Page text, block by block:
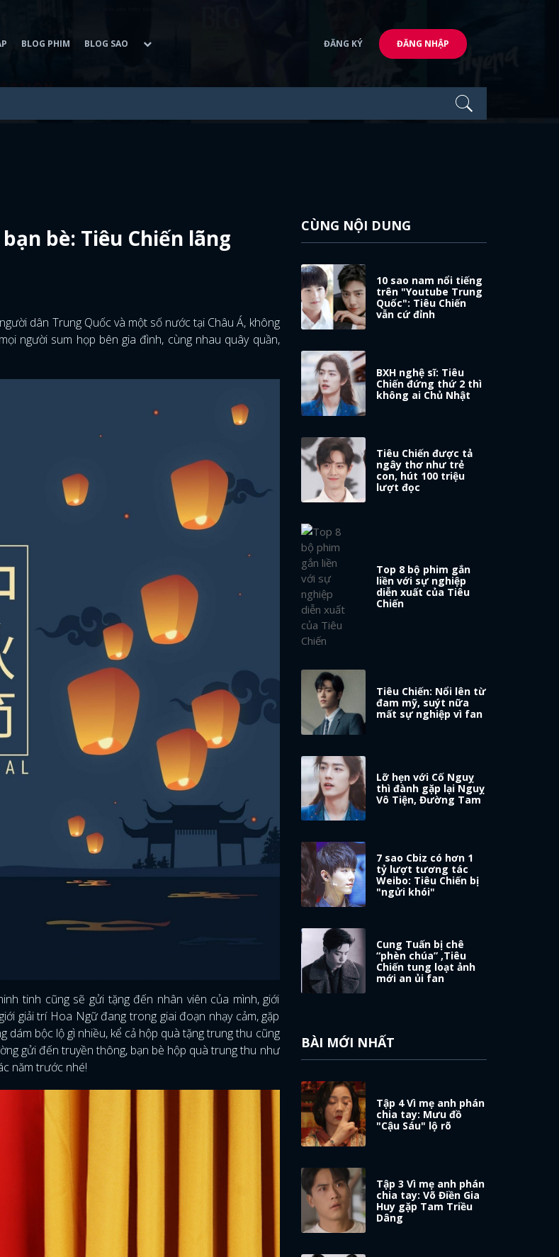
BLOG PHIM BLOG SAO ĐĂNG KÝ ĐĂNG NHẬP
bè: Tiêu Chiến lãng
dân Trung Quốc và một số nước tại Châu Á, không
người sum họp bên gia đình, cùng nhau quây quần,
tinh cũng sẽ gửi tặng đến nhân viên của mình, giới
giải trí Hoa Ngữ đang trong giai đoạn nhạy cảm, gặp
dám bộc lộ gì nhiều, kể cả hộp quà tặng trung thu cũng
gửi đến truyền thông, bạn bè hộp quà trung thu như
năm trước nhé!
CÙNG NỘI DUNG
10 sao nam nổi tiếng
trên "Youtube Trung
Quốc": Tiêu Chiến
vẫn cứ đỉnh
BXH nghệ sĩ: Tiêu
Chiến đứng thứ 2 thì
không ai Chủ Nhật
Tiêu Chiến được tả
ngây thơ như trẻ
con, hút 100 triệu
lượt đọc
Top 8 bộ phim gắn
liền với sự nghiệp
diễn xuất của Tiêu
Chiến
Tiêu Chiến: Nổi lên từ
đam mỹ, suýt nữa
mất sự nghiệp vì fan
Lỡ hẹn với Cố Nguỵ
thì đành gặp lại Nguỵ
Vô Tiện, Đường Tam
7 sao Cbiz có hơn 1
tỷ lượt tương tác
Weibo: Tiêu Chiến bị
"ngửi khói"
Cung Tuấn bị chê
“phèn chúa” ,Tiêu
Chiến tung loạt ảnh
mới an ủi fan
BÀI MỚI NHẤT
Tập 4 Vì mẹ anh phán
chia tay: Mưu đồ
"Cậu Sáu" lộ rõ
Tập 3 Vì mẹ anh phán
chia tay: Võ Điền Gia
Huy gặp Tam Triều
Dâng